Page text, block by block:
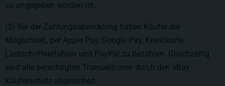
so angegeben worden ist.
(3) Bei der Zahlungsabwicklung haben Käufer die
Möglichkeit, per Apple Pay, Google Pay, Kreditkarte,
Lastschriftverfahren und PayPal zu bezahlen. Gleichzeitig
sind alle berechtigten Transaktionen durch den eBay-
Käuferschutz abgesichert.